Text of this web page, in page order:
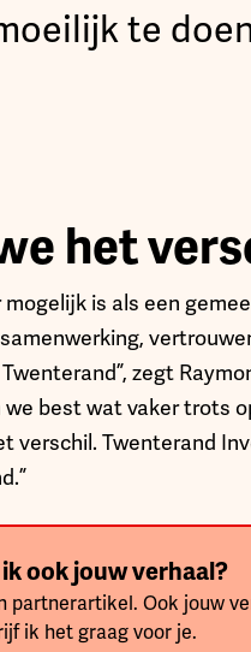
te
het
is als een
zegt
best wat vaker trots
verschil. Twenterand
ook jouw verhaal?
partnerartikel. Ook jouw
ik het graag voor je.